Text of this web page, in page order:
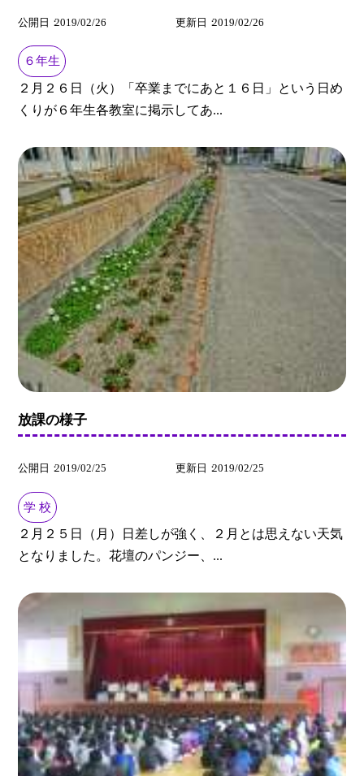
公開日 2019/02/26 更新日 2019/02/26
６年生
２月２６日（火）「卒業までにあと１６日」という日め
くりが６年生各教室に掲示してあ...
放課の様子
公開日 2019/02/25 更新日 2019/02/25
学 校
２月２５日（月）日差しが強く、２月とは思えない天気
となりました。花壇のパンジー、...